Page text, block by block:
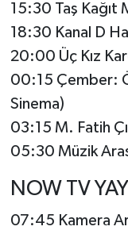
15:30 Taş Kağıt
18:30 Kanal D
20:00 Üç Kız
00:15 Çember:
Sinema)
03:15 M. Fatih
05:30 Müzik
NOW TV
07:45 Kamera